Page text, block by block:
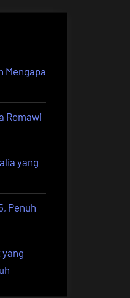
Mengapa
Romawi
yang
Penuh